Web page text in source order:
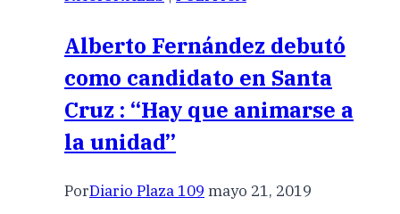
Alberto Fernández debutó
como candidato en Santa
Cruz : “Hay que animarse a
la unidad”
PorDiario Plaza 109 mayo 21, 2019